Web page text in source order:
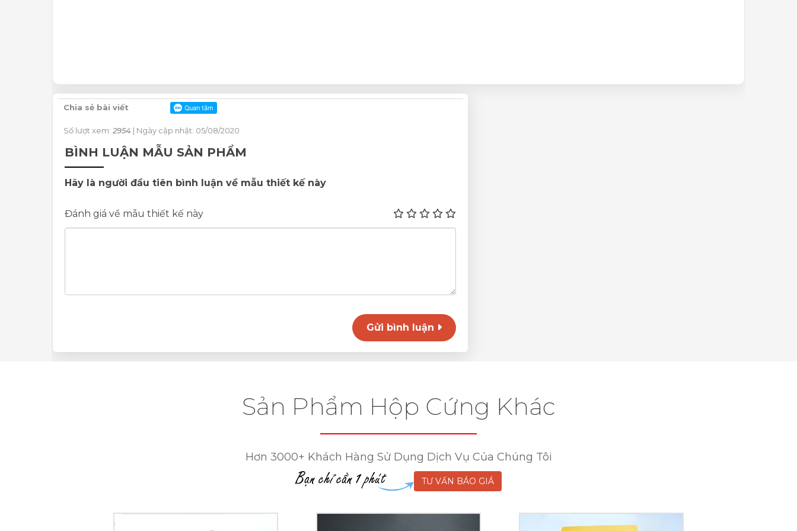
Chia sẻ bài viết
Số lượt xem: 2954 | Ngày cập nhật: 05/08/2020
BÌNH LUẬN MẪU SẢN PHẨM
Hãy là người đầu tiên bình luận về mẫu thiết kế này
Đánh giá về mẫu thiết kế này
Gửi bình luận
Sản Phẩm Hộp Cứng Khác
Hơn 3000+ Khách Hàng Sử Dụng Dịch Vụ Của Chúng Tôi
TƯ VẤN BÁO GIÁ